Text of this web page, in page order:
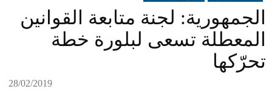
الجمهورية: لجنة متابعة القوانين
المعطلة تسعى لبلورة خطة
تحرّكها
28/02/2019